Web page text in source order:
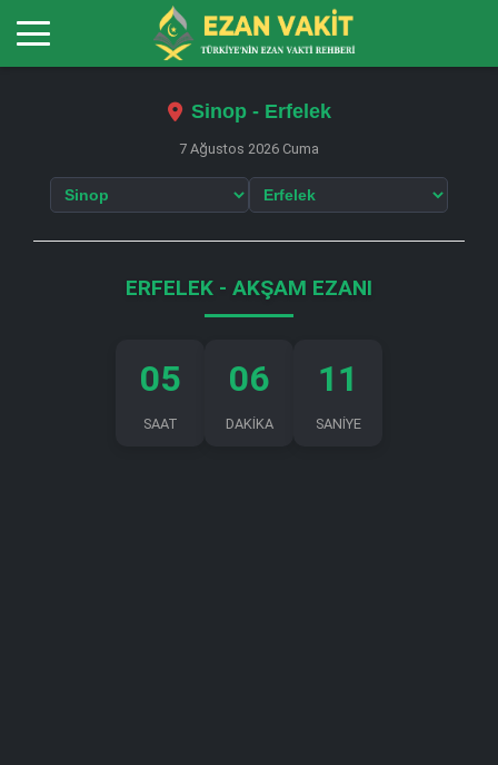
Sinop - Erfelek
7 Ağustos 2026 Cuma
ERFELEK - AKŞAM EZANI
05
SAAT
06
DAKİKA
11
SANİYE